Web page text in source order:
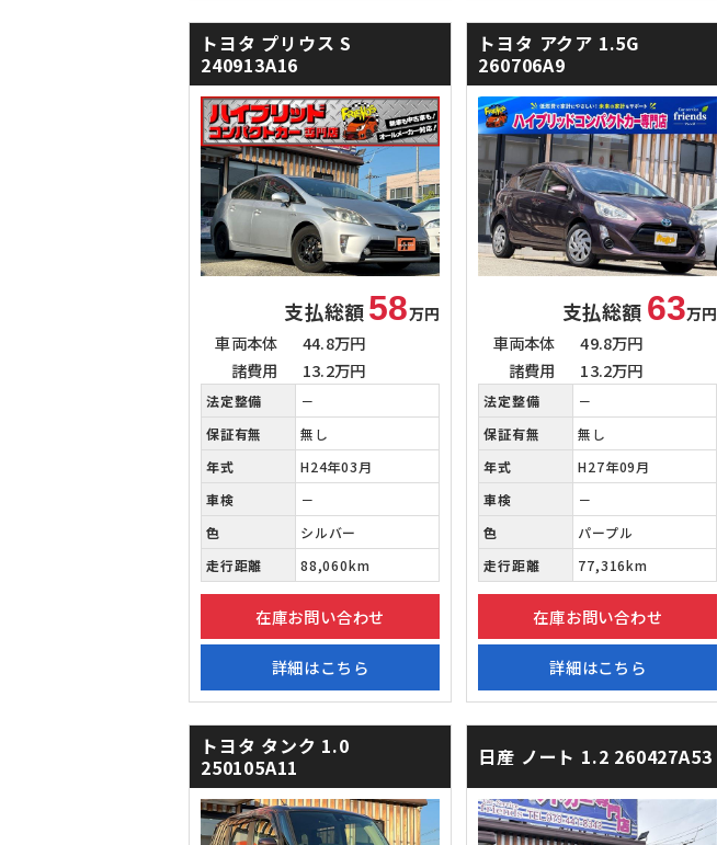
トヨタ プリウスS
240913A16
支払総額 58万円
車両本体
44.8万円
諸費用
13.2万円
法定整備
－
保証有無
無し
年式
H24年03月
車検
－
色
シルバー
走行距離
88,060km
在庫お問い合わせ
詳細はこちら
トヨタ アクア 1.5G
260706A9
支払総額 63万円
車両本体
49.8万円
諸費用
13.2万円
法定整備
－
保証有無
無し
年式
H27年09月
車検
－
色
パープル
走行距離
77,316km
在庫お問い合わせ
詳細はこちら
トヨタ タンク 1.0
250105A11
日産 ノート 1.2 260427A53